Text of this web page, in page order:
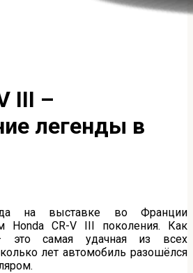
III –
легенды в
на выставке во Франции
Honda CR-V III поколения. Как
это самая удачная из всех
лет автомобиль разошёлся